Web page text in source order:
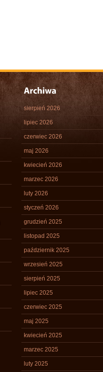
sierpień 2026
lipiec 2026
czerwiec 2026
maj 2026
kwiecień 2026
marzec 2026
luty 2026
styczeń 2026
grudzień 2025
listopad 2025
październik 2025
wrzesień 2025
sierpień 2025
lipiec 2025
czerwiec 2025
maj 2025
kwiecień 2025
marzec 2025
luty 2025